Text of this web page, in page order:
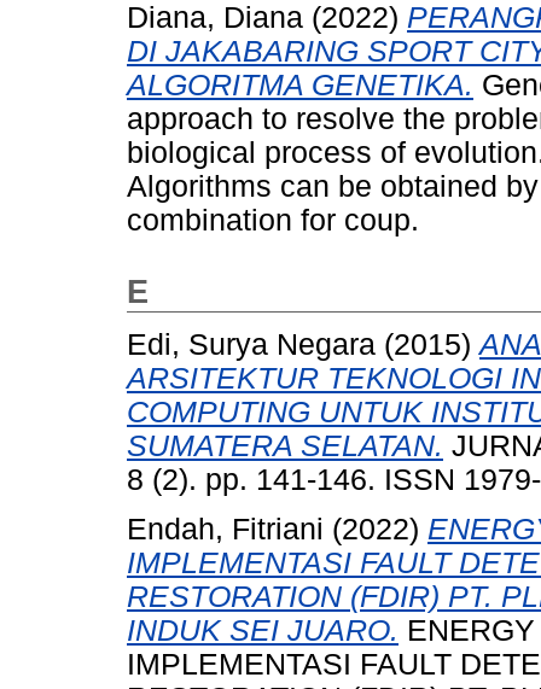
Diana, Diana (2022)
DI JAKABARING SPORT
ALGORITMA GENETIKA.
approach to resolve the
biological process of
Algorithms can be obtained
combination for coup.
E
Edi, Surya Negara (2015)
ARSITEKTUR TEKNOLOGI
COMPUTING UNTUK
SUMATERA SELATAN.
8 (2). pp. 141-146. ISSN
Endah, Fitriani (2022)
IMPLEMENTASI FAULT
RESTORATION (FDIR) PT.
INDUK SEI JUARO.
IMPLEMENTASI FAULT